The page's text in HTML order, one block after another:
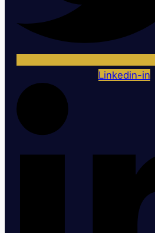
Linkedin-in